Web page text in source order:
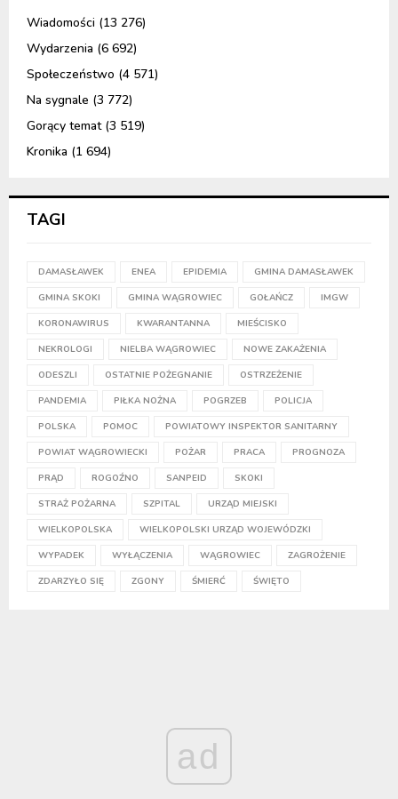
Wiadomości (13 276)
Wydarzenia (6 692)
Społeczeństwo (4 571)
Na sygnale (3 772)
Gorący temat(3 519)
Kronika (1 694)
TAGI
DAMASŁAWEK ENEA EPIDEMIA GMINA DAMASŁAWEK
GMINA SKOKI GMINA WĄGROWIEC GOŁAŃCZ IMGW
KORONAWIRUS KWARANTANNA MIEŚCISKO
NEKROLOGI NIELBA WĄGROWIEC NOWE ZAKAŻENIA
ODESZLI OSTATNIE POŻEGNANIE OSTRZEŻENIE
PANDEMIA PIŁKA NOŻNA POGRZEB POLICJA
POLSKA POMOC POWIATOWY INSPEKTOR SANITARNY
POWIAT WĄGROWIECKI POŻAR PRACA PROGNOZA
PRĄD ROGOŹNO SANPEID SKOKI
STRAŻ POŻARNA SZPITAL URZĄD MIEJSKI
WIELKOPOLSKA WIELKOPOLSKI URZĄD WOJEWÓDZKI
WYPADEK WYŁĄCZENIA WĄGROWIEC ZAGROŻENIE
ZDARZYŁO SIĘ ZGONY ŚMIERĆ ŚWIĘTO
ad